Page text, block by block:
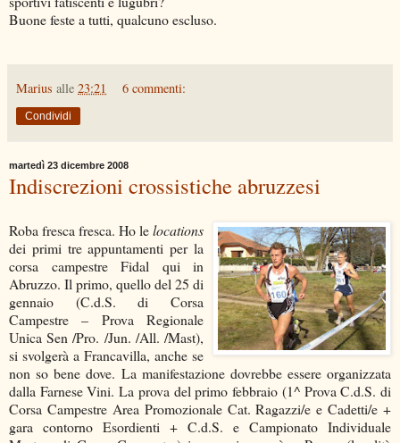
Buone feste a tutti, qualcuno escluso.
Marius alle 23:21 6 commenti:
Condividi
martedì 23 dicembre 2008
Indiscrezioni crossistiche abruzzesi
Roba fresca fresca. Ho lelocations
dei primi tre appuntamenti per la
corsa campestre Fidal qui in
Abruzzo. Il primo, quello del 25 di
gennaio (C.d.S. di Corsa
Campestre – Prova Regionale
Unica Sen /Pro. /Jun. /All. /Mast),
si svolgerà a Francavilla, anche se
non so bene dove. La manifestazione dovrebbe essere organizzata
dalla Farnese Vini. La prova del primo febbraio (1^ Prova C.d.S. di
Corsa Campestre Area Promozionale Cat. Ragazzi/e e Cadetti/e +
gara contorno Esordienti + C.d.S. e Campionato Individuale